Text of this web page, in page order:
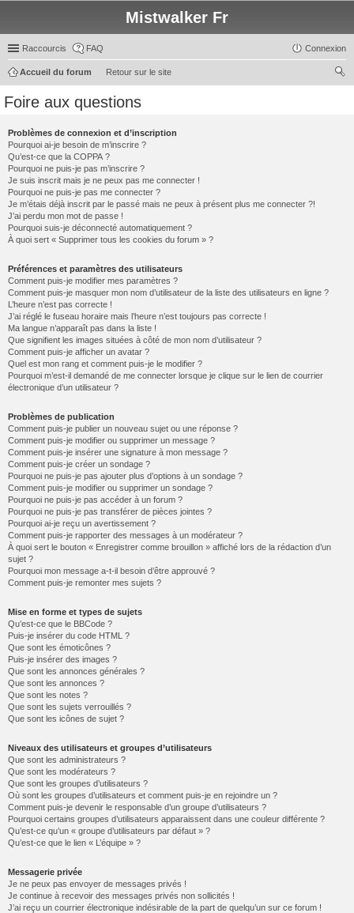
Mistwalker Fr
Raccourcis FAQ Connexion
Retour sur le site
Accueil du forum
Foire aux questions
Problèmes de connexion et d’inscription
Pourquoi ai-je besoin de m’inscrire ?
Qu’est-ce que la COPPA ?
Pourquoi ne puis-je pas m’inscrire ?
Je suis inscrit mais je ne peux pas me connecter !
Pourquoi ne puis-je pas me connecter ?
Je m’étais déjà inscrit par le passé mais ne peux à présent plus me connecter ?!
J’ai perdu mon mot de passe !
Pourquoi suis-je déconnecté automatiquement ?
À quoi sert « Supprimer tous les cookies du forum » ?
Préférences et paramètres des utilisateurs
Comment puis-je modifier mes paramètres ?
Comment puis-je masquer mon nom d’utilisateur de la liste des utilisateurs en ligne ?
L’heure n’est pas correcte !
J’ai réglé le fuseau horaire mais l’heure n’est toujours pas correcte !
Ma langue n’apparaît pas dans la liste !
Que signifient les images situées à côté de mon nom d’utilisateur ?
Comment puis-je afficher un avatar ?
Quel est mon rang et comment puis-je le modifier ?
Pourquoi m’est-il demandé de me connecter lorsque je clique sur le lien de courrier
électronique d’un utilisateur ?
Problèmes de publication
Comment puis-je publier un nouveau sujet ou une réponse ?
Comment puis-je modifier ou supprimer un message ?
Comment puis-je insérer une signature à mon message ?
Comment puis-je créer un sondage ?
Pourquoi ne puis-je pas ajouter plus d’options à un sondage ?
Comment puis-je modifier ou supprimer un sondage ?
Pourquoi ne puis-je pas accéder à un forum ?
Pourquoi ne puis-je pas transférer de pièces jointes ?
Pourquoi ai-je reçu un avertissement ?
Comment puis-je rapporter des messages à un modérateur ?
À quoi sert le bouton « Enregistrer comme brouillon » affiché lors de la rédaction d’un
sujet ?
Pourquoi mon message a-t-il besoin d’être approuvé ?
Comment puis-je remonter mes sujets ?
Mise en forme et types de sujets
Qu’est-ce que le BBCode ?
Puis-je insérer du code HTML ?
Que sont les émoticônes ?
Puis-je insérer des images ?
Que sont les annonces générales ?
Que sont les annonces ?
Que sont les notes ?
Que sont les sujets verrouillés ?
Que sont les icônes de sujet ?
Niveaux des utilisateurs et groupes d’utilisateurs
Que sont les administrateurs ?
Que sont les modérateurs ?
Que sont les groupes d’utilisateurs ?
Où sont les groupes d’utilisateurs et comment puis-je en rejoindre un ?
Comment puis-je devenir le responsable d’un groupe d’utilisateurs ?
Pourquoi certains groupes d’utilisateurs apparaissent dans une couleur différente ?
Qu’est-ce qu’un « groupe d’utilisateurs par défaut » ?
Qu’est-ce que le lien « L’équipe » ?
Messagerie privée
Je ne peux pas envoyer de messages privés !
Je continue à recevoir des messages privés non sollicités !
J’ai reçu un courrier électronique indésirable de la part de quelqu’un sur ce forum !